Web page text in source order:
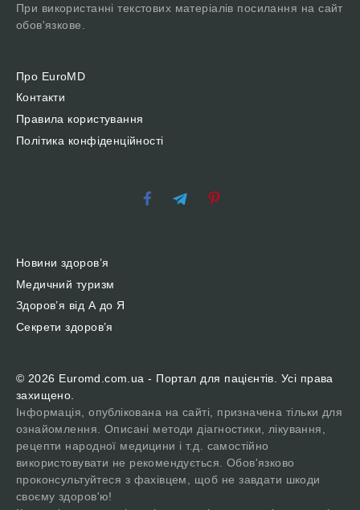
При використанні текстових матеріалів посилання на сайт
обов'язкове.
Про EuroMD
Контакти
Правила користування
Політика конфіденційності
Новини здоров’я
Медичний туризм
Здоров’я від А до Я
Секрети здоров’я
© 2026 Euromd.com.ua - Портал для пацієнтів. Усі права
захищено.
Інформація, опублікована на сайті, призначена тільки для
ознайомлення. Описані методи діагностики, лікування,
рецепти народної медицини і т.д. самостійно
використовувати не рекомендується. Обов'язково
проконсультуйтеся з фахівцем, щоб не завдати шкоди
своєму здоров'ю!